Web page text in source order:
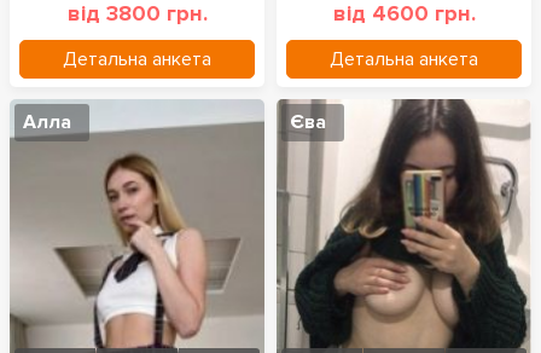
від 3800 грн.
Детальна анкета
від 4600 грн.
Детальна анкета
Алла Єва